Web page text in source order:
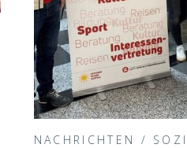
NACHRICHTEN /